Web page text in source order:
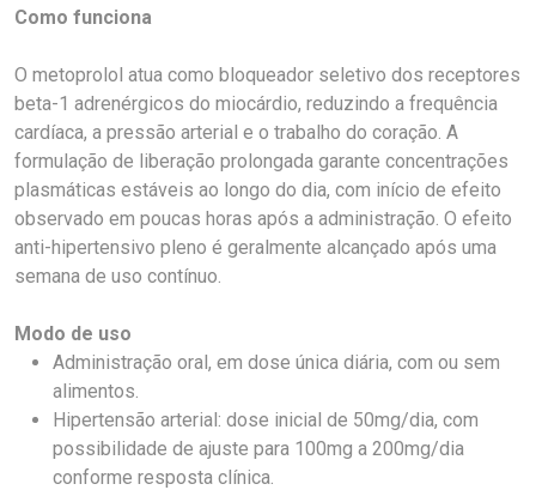
Como funciona
O metoprolol atua como bloqueador seletivo dos receptores
beta-1 adrenérgicos do miocárdio, reduzindo a frequência
cardíaca, a pressão arterial e o trabalho do coração. A
formulação de liberação prolongada garante concentrações
plasmáticas estáveis ao longo do dia, com início de efeito
observado em poucas horas após a administração. O efeito
anti-hipertensivo pleno é geralmente alcançado após uma
semana de uso contínuo.
Modo de uso
Administração oral, em dose única diária, com ou sem
alimentos.
Hipertensão arterial: dose inicial de 50mg/dia, com
possibilidade de ajuste para 100mg a 200mg/dia
conforme resposta clínica.